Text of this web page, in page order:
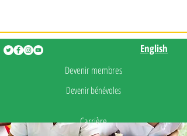
Devenir membres
Devenir bénévoles
Carrière
English